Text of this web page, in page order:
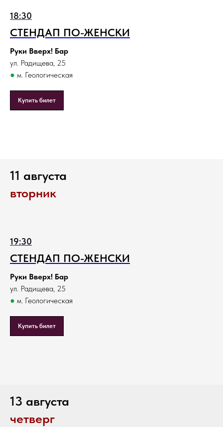
18:30
СТЕНДАП ПО-ЖЕНСКИ
Руки Вверх! Бар
ул. Радищева, 25
● м. Геологическая
Купить билет
11 августа
вторник
19:30
СТЕНДАП ПО-ЖЕНСКИ
Руки Вверх! Бар
ул. Радищева, 25
● м. Геологическая
Купить билет
13 августа
четверг